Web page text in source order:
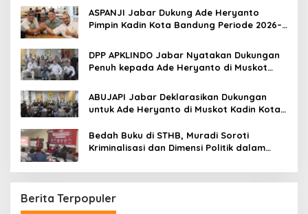
ASPANJI Jabar Dukung Ade Heryanto
Pimpin Kadin Kota Bandung Periode 2026–
DPP APKLINDO Jabar Nyatakan Dukungan
Penuh kepada Ade Heryanto di Muskot
ABUJAPI Jabar Deklarasikan Dukungan
untuk Ade Heryanto di Muskot Kadin Kota
Bedah Buku di STHB, Muradi Soroti
Kriminalisasi dan Dimensi Politik dalam
Berita Terpopuler